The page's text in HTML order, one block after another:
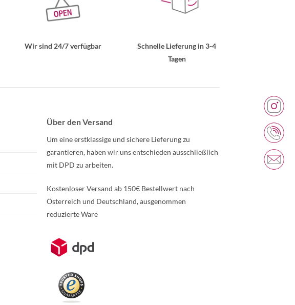
Wir sind 24/7 verfügbar
Schnelle Lieferung in 3-4
Tagen
Über den Versand
Um eine erstklassige und sichere Lieferung zu
garantieren, haben wir uns entschieden ausschließlich
mit DPD zu arbeiten.
Kostenloser Versand ab 150€ Bestellwert nach
Österreich und Deutschland, ausgenommen
reduzierte Ware
Weitere Informationen über den gesperrten Inhalt.